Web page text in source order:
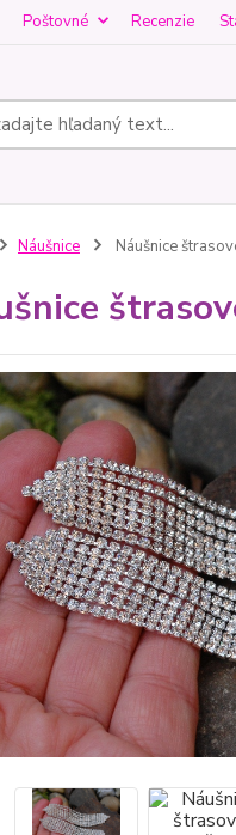
Poštovné Recenzie
Náušnice Náušnice